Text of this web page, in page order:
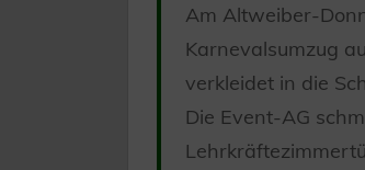
Am Altweiber-
Karnevalsumzug
verkleidet in die
Die Event-AG